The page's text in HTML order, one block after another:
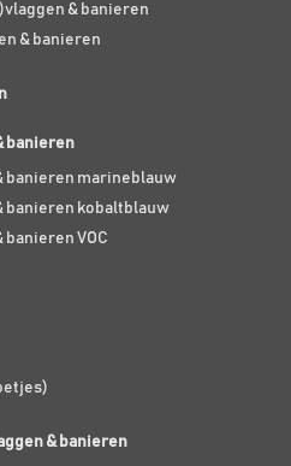
& banieren
& banieren
banieren
banieren marineblauw
banieren kobaltblauw
VOC
& banieren